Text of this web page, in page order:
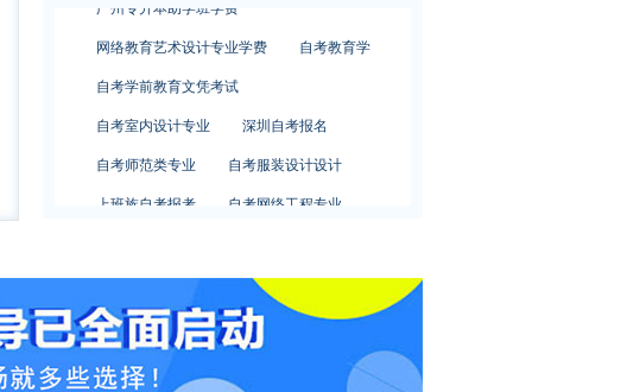
自考专科升本科 自考毕业多少年
成人大专专业报名 女孩夜校报考
上夜校怎么样 小学自考本科